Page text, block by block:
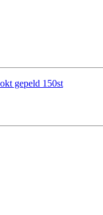
gepeld 150st